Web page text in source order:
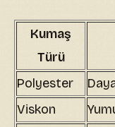
Kumaş
Türü
Polyester
Viskon